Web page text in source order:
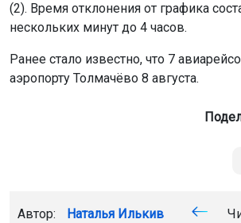
(2). Время отклонения от графика
нескольких минут до 4 часов.
Ранее стало известно, что 7
аэропорту Толмачёво 8 августа.
Автор: Наталья Илькив